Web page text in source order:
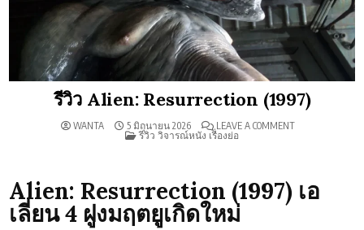
รีวิว Alien: Resurrection (1997)
WANTA 5 มิถุนายน 2026 LEAVE A COMMENTON
POSTED
รีวิว วิจารณ์หนัง เรื่องย่อ
Alien: Resurrection (1997) เอ
เลี่ยน 4 ฝูงมฤตยูเกิดใหม่